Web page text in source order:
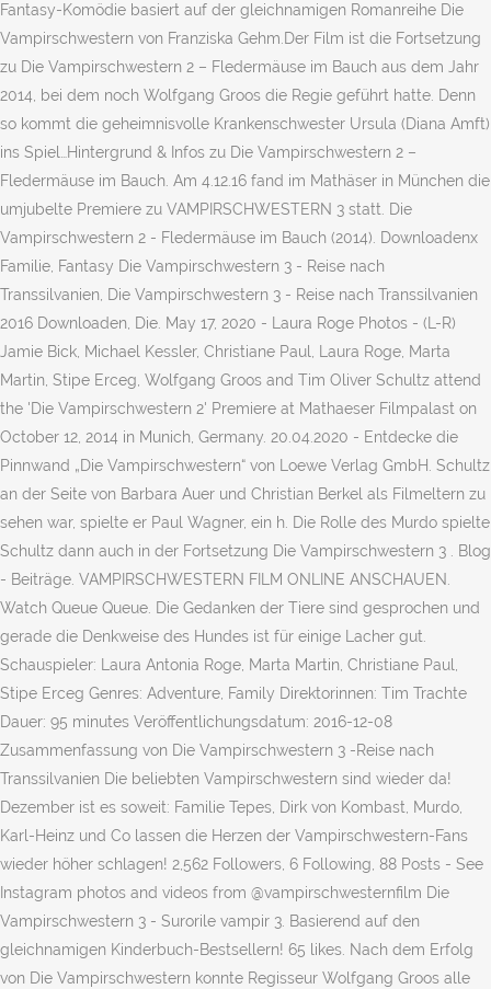
Fantasy-Komödie basiert auf der gleichnamigen Romanreihe Die
Vampirschwestern von Franziska Gehm.Der Film ist die Fortsetzung
zu Die Vampirschwestern 2 – Fledermäuse im Bauch aus dem Jahr
2014, bei dem noch Wolfgang Groos die Regie geführt hatte. Denn
so kommt die geheimnisvolle Krankenschwester Ursula (Diana Amft)
ins Spiel…Hintergrund & Infos zu Die Vampirschwestern 2 –
Fledermäuse im Bauch. Am 4.12.16 fand im Mathäser in München die
umjubelte Premiere zu VAMPIRSCHWESTERN 3 statt. Die
Vampirschwestern 2 - Fledermäuse im Bauch (2014). Downloadenx
Familie, Fantasy Die Vampirschwestern 3 - Reise nach
Transsilvanien, Die Vampirschwestern 3 - Reise nach Transsilvanien
2016 Downloaden, Die. May 17, 2020 - Laura Roge Photos - (L-R)
Jamie Bick, Michael Kessler, Christiane Paul, Laura Roge, Marta
Martin, Stipe Erceg, Wolfgang Groos and Tim Oliver Schultz attend
the 'Die Vampirschwestern 2' Premiere at Mathaeser Filmpalast on
October 12, 2014 in Munich, Germany. 20.04.2020 - Entdecke die
Pinnwand „Die Vampirschwestern“ von Loewe Verlag GmbH. Schultz
an der Seite von Barbara Auer und Christian Berkel als Filmeltern zu
sehen war, spielte er Paul Wagner, ein h. Die Rolle des Murdo spielte
Schultz dann auch in der Fortsetzung Die Vampirschwestern 3 . Blog
- Beiträge. VAMPIRSCHWESTERN FILM ONLINE ANSCHAUEN.
Watch Queue Queue. Die Gedanken der Tiere sind gesprochen und
gerade die Denkweise des Hundes ist für einige Lacher gut.
Schauspieler: Laura Antonia Roge, Marta Martin, Christiane Paul,
Stipe Erceg Genres: Adventure, Family Direktorinnen: Tim Trachte
Dauer: 95 minutes Veröffentlichungsdatum: 2016-12-08
Zusammenfassung von Die Vampirschwestern 3 -Reise nach
Transsilvanien Die beliebten Vampirschwestern sind wieder da!
Dezember ist es soweit: Familie Tepes, Dirk von Kombast, Murdo,
Karl-Heinz und Co lassen die Herzen der Vampirschwestern-Fans
wieder höher schlagen! 2,562 Followers, 6 Following, 88 Posts - See
Instagram photos and videos from @vampirschwesternfilm Die
Vampirschwestern 3 - Surorile vampir 3. Basierend auf den
gleichnamigen Kinderbuch-Bestsellern! 65 likes. Nach dem Erfolg
von Die Vampirschwestern konnte Regisseur Wolfgang Groos alle